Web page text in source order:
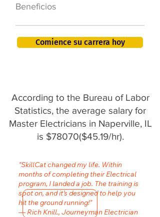
Beneficios
Comience su carrera hoy
According to the Bureau of Labor
Statistics, the average salary for
Master Electricians in Naperville, IL
is $78070($45.19/hr).
"SkillCat changed my life. Within
months of completing their Electrical
program, I landed a job. The training is
spot on, and it’s designed to help you
hit the ground running!"
— Rich Knill., Journeyman Electrician